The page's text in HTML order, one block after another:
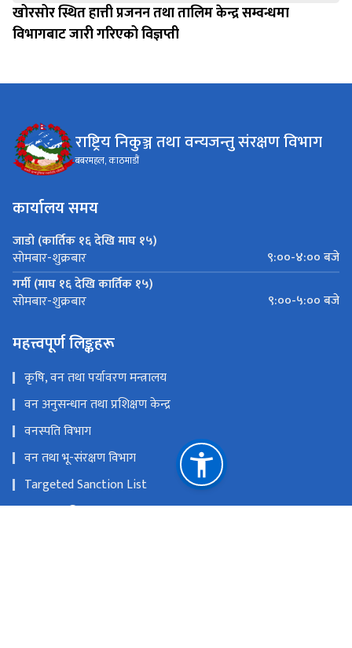
खोरसोर स्थित हात्ती प्रजनन तथा तालिम केन्द्र सम्वन्धमा
विभागबाट जारी गरिएको विज्ञप्ती
राष्ट्रिय निकुञ्ज तथा वन्यजन्तु संरक्षण विभाग
बबरमहल, काठमाडौं
कार्यालय समय
जाडो (कार्तिक १६ देखि माघ १५)
सोमबार-शुक्रबार
९:००-४:०० बजे
गर्मी (माघ १६ देखि कार्तिक १५)
सोमबार-शुक्रबार ९:००-५:०० बजे
महत्त्वपूर्ण लिङ्कहरू
कृषि, वन तथा पर्यावरण मन्त्रालय
वन अनुसन्धान तथा प्रशिक्षण केन्द्र
वनस्पति विभाग
वन तथा भू-संरक्षण विभाग
Targeted Sanction List
वातावरण विभाग